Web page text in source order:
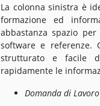
La colonna sinistra è
formazione ed
abbastanza spazio
software e referenze.
strutturato e facile
rapidamente le
Domanda di